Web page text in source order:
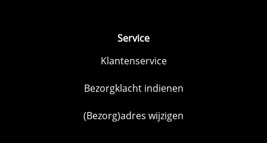
Service
Klantenservice
Bezorgklacht indienen
(Bezorg)adres wijzigen